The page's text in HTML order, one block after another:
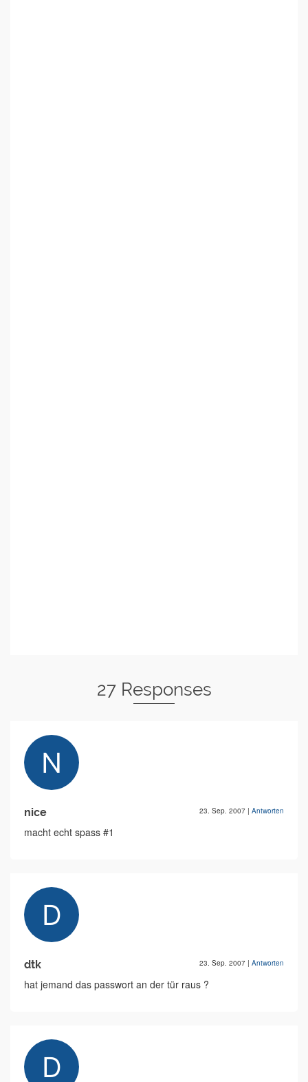
27 Responses
nice 23. Sep. 2007 | Antworten
macht echt spass #1
dtk 23. Sep. 2007 | Antworten
hat jemand das passwort an der tür raus ?